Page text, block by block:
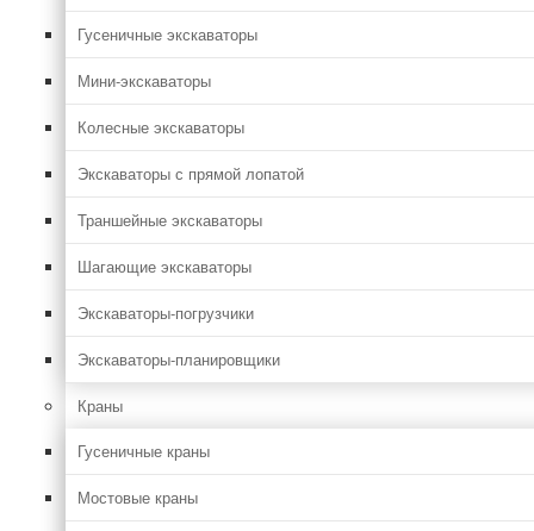
Гусеничные экскаваторы
Мини-экскаваторы
Колесные экскаваторы
Экскаваторы с прямой лопатой
Траншейные экскаваторы
Шагающие экскаваторы
Экскаваторы-погрузчики
Экскаваторы-планировщики
Краны
Гусеничные краны
Мостовые краны